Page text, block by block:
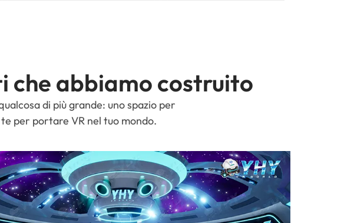
che abbiamo costruito
di più grande: uno spazio per
per portare VR nel tuo mondo.